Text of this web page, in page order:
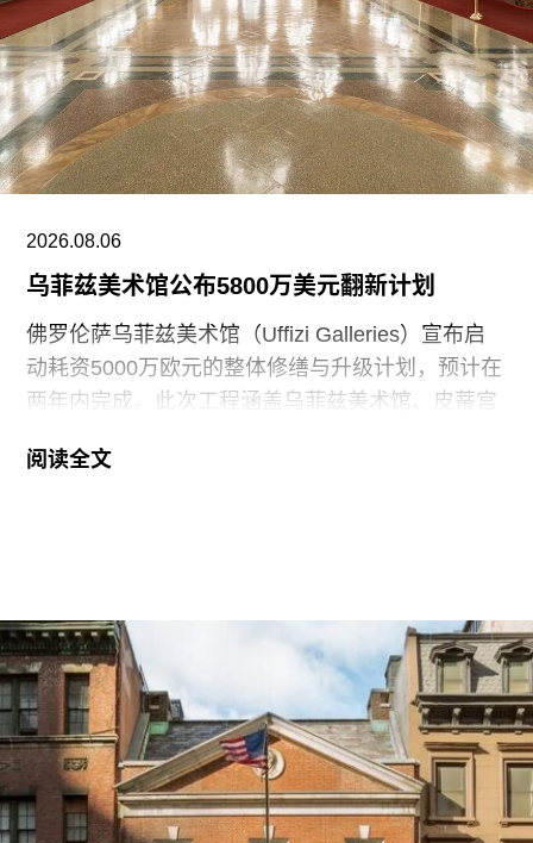
2026.08.06
乌菲兹美术馆公布5800万美元翻新计划
佛罗伦萨乌菲兹美术馆（Uffizi Galleries）宣布启
动耗资5000万欧元的整体修缮与升级计划，预计在
两年内完成。此次工程涵盖乌菲兹美术馆、皮蒂宫
三大馆区。目前，部分工程已陆续展开，并将分阶
恒湿系统。此外，馆方还将更新照明与展签系统、
重新规划展厅动线，引入新的观众服务项目。博物
馆亦将通过改善文物保存环境及强化安保措施，进
一步加强馆藏保护。
各馆区的重点工程包括：乌菲兹美术馆将新建接待
大厅，重新规划二楼的雕塑与绘画展陈。皮蒂宫将
阅读全文